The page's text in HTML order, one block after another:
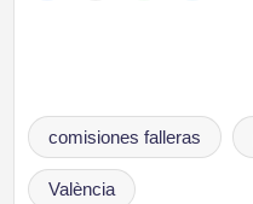
Etiquetas:
comisiones falleras
València